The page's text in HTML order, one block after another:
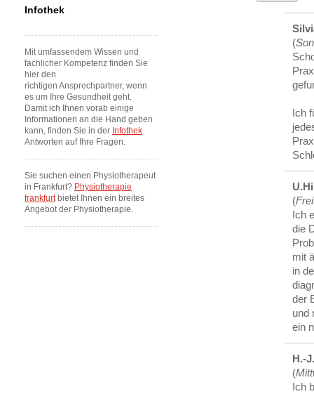
(
Ich
(
Ich
die
mit
in
der
und
ein
H.-
(
Ich
Infothek
Mit umfassendem Wissen und
fachlicher Kompetenz finden Sie
hier den
richtigen Ansprechpartner, wenn
es um Ihre Gesundheit geht.
Damit ich Ihnen vorab einige
Informationen an die Hand geben
kann, finden Sie in der Infothek
Antworten auf Ihre Fragen.
Sie suchen einen Physiotherapeut
in Frankfurt? Physiotherapie
frankfurtbietet Ihnen ein breites
Angebot der Physiotherapie.